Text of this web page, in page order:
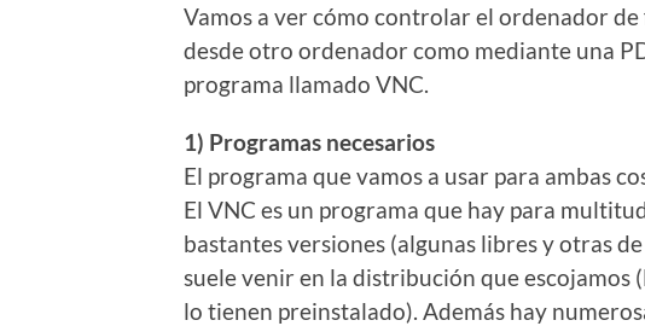
Vamos a ver cómo controlar el ordenador
desde otro ordenador como mediante una
programa llamado VNC.
1) Programas necesarios
El programa que vamos a usar para ambas
El VNC es un programa que hay para
bastantes versiones (algunas libres y otras
suele venir en la distribución que escojamos
lo tienen preinstalado). Además hay